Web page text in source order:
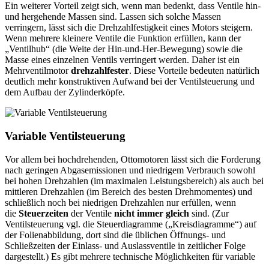
Ein weiterer Vorteil zeigt sich, wenn man bedenkt, dass Ventile hin-
und hergehende Massen sind. Lassen sich solche Massen
verringern, lässt sich die Drehzahlfestigkeit eines Motors steigern.
Wenn mehrere kleinere Ventile die Funktion erfüllen, kann der
„Ventilhub“ (die Weite der Hin-und-Her-Bewegung) sowie die
Masse eines einzelnen Ventils verringert werden. Daher ist ein
Mehrventilmotordrehzahlfester. Diese Vorteile bedeuten natürlich
deutlich mehr konstruktiven Aufwand bei der Ventilsteuerung und
dem Aufbau der Zylinderköpfe.
Variable Ventilsteuerung
Vor allem bei hochdrehenden, Ottomotoren lässt sich die Forderung
nach geringen Abgasemissionen und niedrigem Verbrauch sowohl
bei hohen Drehzahlen (im maximalen Leistungsbereich) als auch bei
mittleren Drehzahlen (im Bereich des besten Drehmomentes) und
schließlich noch bei niedrigen Drehzahlen nur erfüllen, wenn
die Steuerzeiten der Ventile nicht immer gleich sind. (Zur
Ventilsteuerung vgl. die Steuerdiagramme („Kreisdiagramme“) auf
der Folienabbildung, dort sind die üblichen Öffnungs- und
Schließzeiten der Einlass- und Auslassventile in zeitlicher Folge
dargestellt.) Es gibt mehrere technische Möglichkeiten für variable